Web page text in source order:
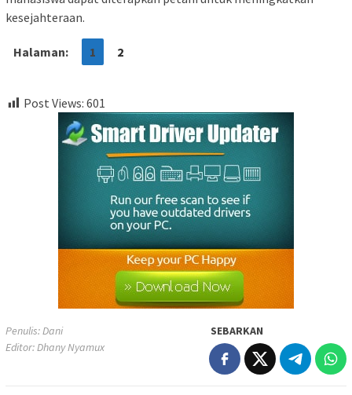
kesejahteraan.
Halaman: 1 2
Post Views: 601
Penulis: Dani
Editor: Dhany Nyamux
SEBARKAN